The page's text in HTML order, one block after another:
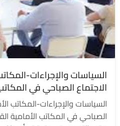
السياسات والإجراءات-
الاجتماع الصباحي في
السياسات والإجراءات-المكاتب
الصباحي في المكاتب الأمامية